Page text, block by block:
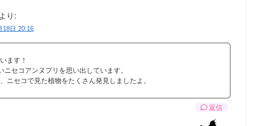
より:
18日 20:16
ます！
ニセコアンヌプリを思い出しています。
ニセコで見た植物をたくさん発見しましたよ。
返信